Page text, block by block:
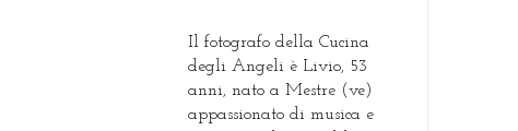
Il fotografo della Cucina
degli Angeli è Livio, 53
anni, nato a Mestre (ve)
appassionato di musica e